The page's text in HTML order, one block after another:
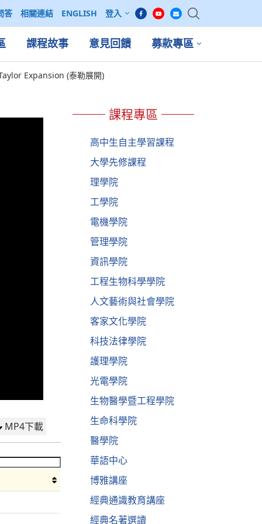
答 相關連結 ENGLISH 登入
課程故事 意見回饋 募款專區
Expansion (泰勒展開)
MP4下載
課程專區
高中生自主學習課程
大學先修課程
理學院
工學院
電機學院
管理學院
資訊學院
工程生物科學學院
人文藝術與社會學院
客家文化學院
科技法律學院
護理學院
光電學院
生物醫學暨工程學院
生命科學院
醫學院
華語中心
博雅講座
經典通識教育講座
經典名著選讀